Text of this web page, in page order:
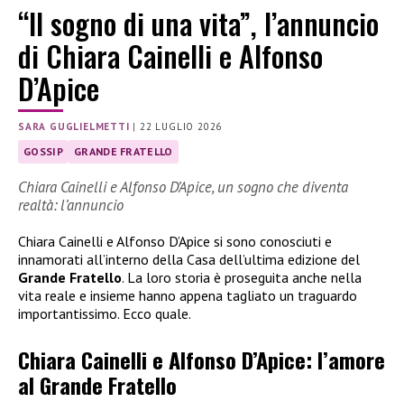
“Il sogno di una vita”, l’annuncio
di Chiara Cainelli e Alfonso
D’Apice
SARA GUGLIELMETTI | 22 LUGLIO 2026
GOSSIP GRANDE FRATELLO
Chiara Cainelli e Alfonso D’Apice, un sogno che diventa
realtà: l’annuncio
Chiara Cainelli e Alfonso D’Apice si sono conosciuti e
innamorati all’interno della Casa dell’ultima edizione del
Grande Fratello. La loro storia è proseguita anche nella
vita reale e insieme hanno appena tagliato un traguardo
importantissimo. Ecco quale.
Chiara Cainelli e Alfonso D’Apice: l’amore
al Grande Fratello